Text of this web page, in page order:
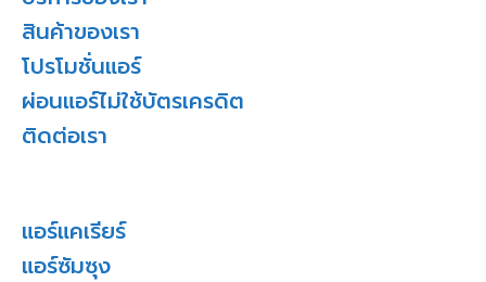
สินค้าของเรา
โปรโมชั่นแอร์
ผ่อนแอร์ไม่ใช้บัตรเครดิต
ติดต่อเรา
แอร์แคเรียร์
แอร์ซัมซุง